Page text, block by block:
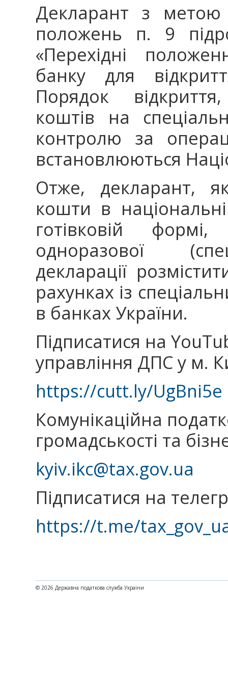
Декларант з метою
положень п. 9
«Перехідні
банку для
Порядок
коштів на
контролю за
встановлюються
Отже, декларант,
кошти в
готівковій
одноразової
декларації
рахунках із
в банках України.
Підписатися на
управління ДПС у м.
https://cutt.ly/UgBni5e
Комунікаційна
громадськості та
kyiv.ikc@tax.gov.ua
Підписатися на
https://t.me/
© 2026 Державна податкова служба України